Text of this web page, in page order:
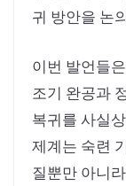
귀 방안을 논
이번 발언들
조기 완공과
복귀를 사실
제계는 숙련
질뿐만 아니